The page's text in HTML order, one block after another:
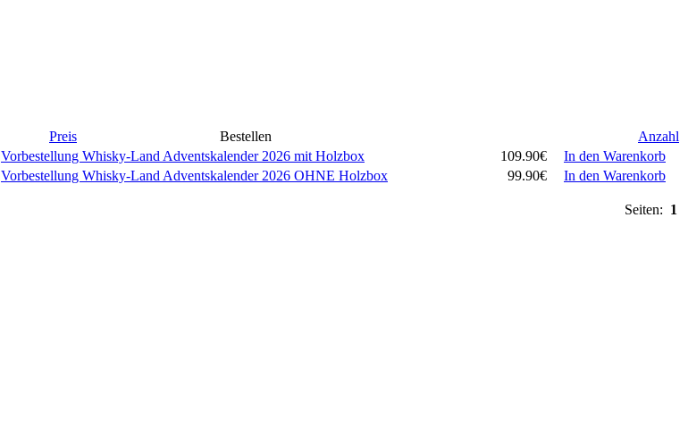
Preis Bestellen
Anzahl
Vorbestellung Whisky-Land Adventskalender 2026 mit Holzbox
109.90€
In den Warenkorb
Vorbestellung Whisky-Land Adventskalender 2026 OHNE Holzbox
99.90€ In den Warenkorb
Seiten: 1